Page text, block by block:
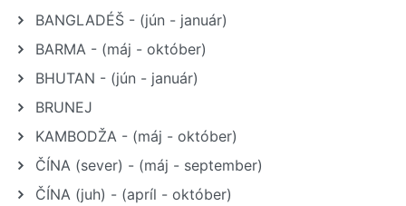
BANGLADÉŠ - (jún - január)
BARMA - (máj - október)
BHUTAN - (jún - január)
BRUNEJ
KAMBODŽA - (máj - október)
ČÍNA (sever) - (máj - september)
ČÍNA (juh) - (apríl - október)